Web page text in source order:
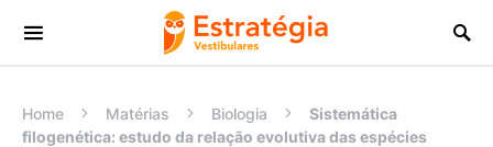
Procurar:
Home Matérias Biologia
Sistemática
filogenética: estudo da relação evolutiva das espécies